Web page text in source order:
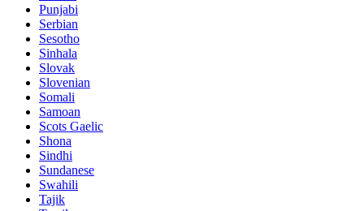
Punjabi
Serbian
Sesotho
Sinhala
Slovak
Slovenian
Somali
Samoan
Scots Gaelic
Shona
Sindhi
Sundanese
Swahili
Tajik